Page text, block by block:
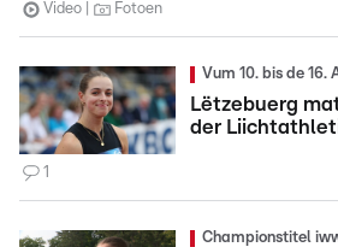
Video Fotoen
Vum 10. bis de 16.
Lëtzebuerg
der
1
Championstitel